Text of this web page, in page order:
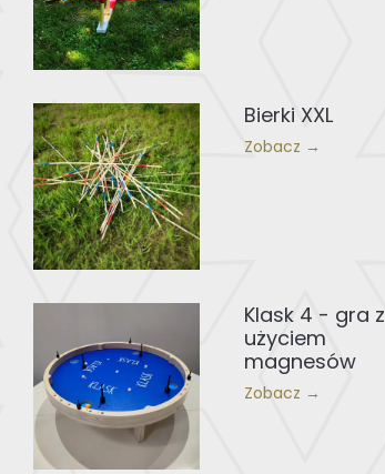
Bierki XXL
Zobacz →
Klask 4 - gra z
użyciem
magnesów
Zobacz →